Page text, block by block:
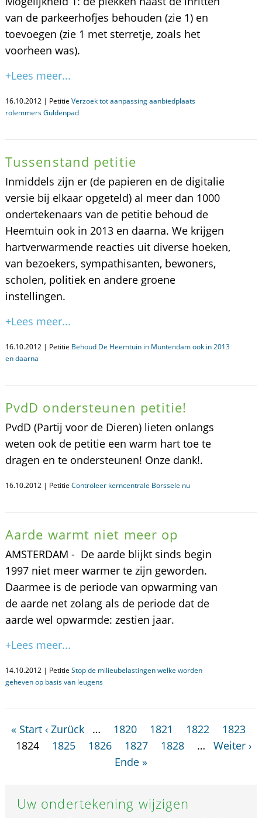
van de parkeerhofjes behouden (zie 1) en
toevoegen (zie 1 met sterretje, zoals het
voorheen was).
+Lees meer...
16.10.2012 | Petitie Verzoek tot aanpassing aanbiedplaats
rolemmers Guldenpad
Tussenstand petitie
Inmiddels zijn er (de papieren en de digitalie
versie bij elkaar opgeteld) al meer dan 1000
ondertekenaars van de petitie behoud de
Heemtuin ook in 2013 en daarna. We krijgen
hartverwarmende reacties uit diverse hoeken,
van bezoekers, sympathisanten, bewoners,
scholen, politiek en andere groene
instellingen.
+Lees meer...
16.10.2012 | Petitie Behoud De Heemtuin in Muntendam ook in 2013
en daarna
PvdD ondersteunen petitie!
PvdD (Partij voor de Dieren) lieten onlangs
weten ook de petitie een warm hart toe te
dragen en te ondersteunen! Onze dank!.
16.10.2012 | Petitie Controleer kerncentrale Borssele nu
Aarde warmt niet meer op
AMSTERDAM - De aarde blijkt sinds begin
1997 niet meer warmer te zijn geworden.
Daarmee is de periode van opwarming van
de aarde net zolang als de periode dat de
aarde wel opwarmde: zestien jaar.
+Lees meer...
14.10.2012 | Petitie Stop de milieubelastingen welke worden
geheven op basis van leugens
« Start ‹ Zurück … 1820 1821 1822
1823
1824
1825 1826 1827 1828 …
Weiter ›
Ende »
Uw ondertekening wijzigen